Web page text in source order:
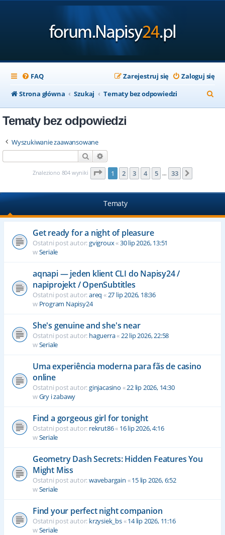
FAQ Zaloguj się
Zarejestruj się
Strona główna
Szukaj Tematy bez odpowiedzi
z
Tematy bez odpowiedzi
Wyszukiwanie zaawansowane
Szukaj
Znaleziono 804 wyniki Strona1 z33
1 2 3 4 5 … 33
Tematy
Get ready for a night of pleasure
Ostatni post autor:gvigroux«30 lip 2026, 13:51
wSeriale
aqnapi — jeden klient CLI do Napisy24 /
napiprojekt / OpenSubtitles
Ostatni post autor:areq « 27 lip 2026, 18:36
w Program Napisy24
She's genuine and she's near
Ostatni post autor: haguerra« 22 lip 2026, 22:58
wSeriale
Uma experiência moderna para fãs de casino
online
Ostatni post autor:ginjacasino «22 lip 2026, 14:30
wGry i zabawy
Find a gorgeous girl for tonight
Ostatni post autor: rekrut86« 16 lip 2026, 4:16
wSeriale
Geometry Dash Secrets: Hidden Features You
Might Miss
Ostatni post autor:wavebargain «15 lip 2026, 6:52
wSeriale
Find your perfect night companion
Ostatni post autor: krzysiek_bs«14 lip 2026, 11:16
wSeriale